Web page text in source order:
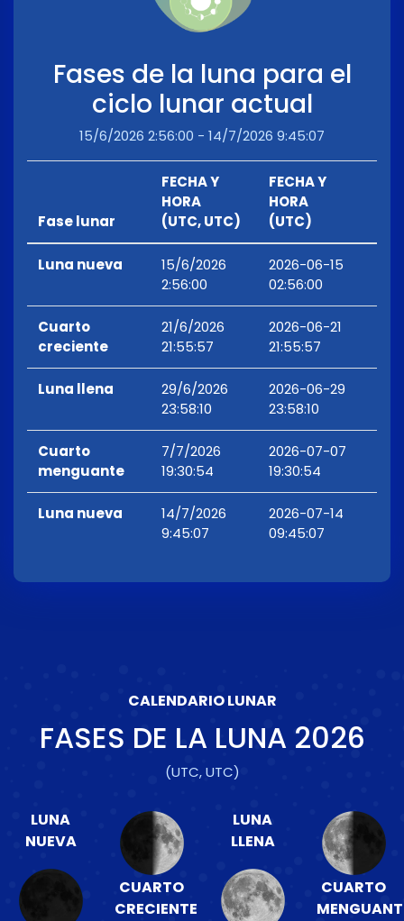
Fases de la luna para el
ciclo lunar actual
15/6/2026 2:56:00 - 14/7/2026 9:45:07
Fase lunar
FECHA Y
HORA
(UTC, UTC)
FECHA Y
HORA
(UTC)
Luna nueva
15/6/2026
2:56:00
2026-06-15
02:56:00
Cuarto
creciente
21/6/2026
21:55:57
2026-06-21
21:55:57
Luna llena
29/6/2026
23:58:10
2026-06-29
23:58:10
Cuarto
menguante
7/7/2026
19:30:54
2026-07-07
19:30:54
Luna nueva
14/7/2026
9:45:07
2026-07-14
09:45:07
CALENDARIO LUNAR
FASES DE LA LUNA 2026
(UTC, UTC)
LUNA
NUEVA
CUARTO
CRECIENTE
LUNA
LLENA
CUARTO